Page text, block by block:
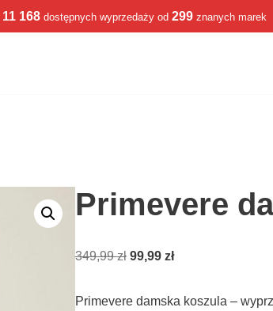
11 168 dostępnych wyprzedaży od 299 znanych marek
Primevere
349,99zł 99,99 zł
Primevere damska koszula –